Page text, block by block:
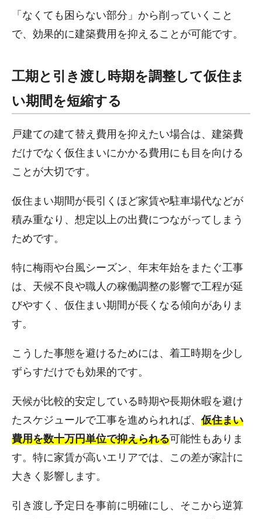
「なくても困らない部分」から削っていくこと
で、効果的に建築費用を抑えることが可能です。
工期と引き渡し時期を調整して仮住ま
い期間を短縮する
戸建ての建て替え費用を抑えたい場合は、建築費
だけでなく仮住まいにかかる費用にも目を向ける
ことが大切です。
仮住まい期間が長引くほど家賃や駐車場代などが
積み重なり、想定以上の出費につながってしまう
ためです。
特に梅雨や台風シーズン、年末年始をまたぐ工事
は、天候不良や職人の稼働調整の影響で工程が延
びやすく、仮住まい期間が長くなる傾向がありま
す。
こうした事態を避けるためには、着工時期を少し
ずらすだけでも効果的です。
天候が比較的安定している時期や長期休暇を避け
たスケジュールで工事を進められれば、仮住まい
費用を数十万円単位で抑えられる可能性もありま
す。特に家賃が高いエリアでは、この差が家計に
大きく影響します。
引き渡し予定日を事前に明確にし、そこから逆算